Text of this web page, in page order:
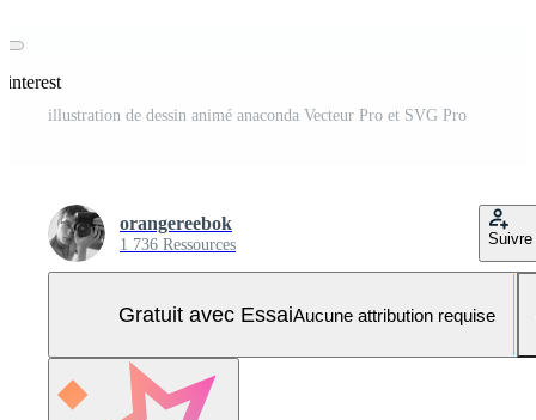
illustration de dessin animé anaconda Vecteur Pro et SVG Pro
orangereebok
1 736 Ressources Suivre
Gratuit avec EssaiAucune attribution requise